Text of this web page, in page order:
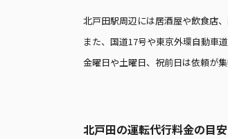
北戸田駅周辺には居酒屋や飲食店
また、国道17号や東京外環自動車
金曜日や土曜日、祝前日は依頼が
北戸田の運転代行料金の目安